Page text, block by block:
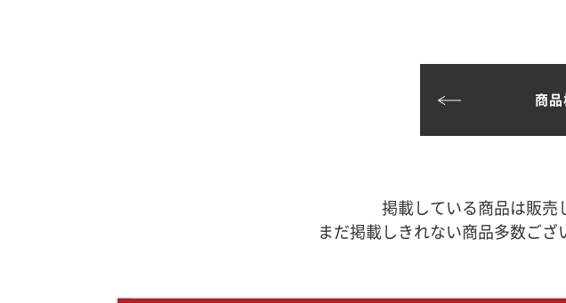
商品
掲載している商品は販売
まだ掲載しきれない商品多数ござ